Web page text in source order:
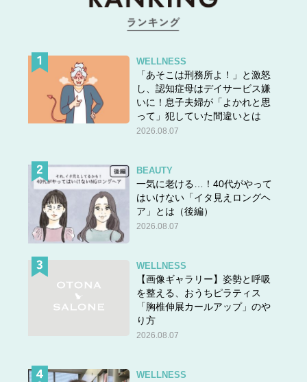
WELLNESS
「あそこは刑務所よ！」と激怒
し、認知症母はデイサービス嫌
いに！息子夫婦が「よかれと思
って」犯していた間違いとは
2026.08.07
BEAUTY
一気に老ける…！40代がやって
はいけない「イタ見えロングヘ
ア」とは（後編）
2026.08.07
WELLNESS
【画像ギャラリー】姿勢と呼吸
を整える、おうちピラティス
「胸椎伸展カールアップ」のや
り方
2026.08.07
WELLNESS